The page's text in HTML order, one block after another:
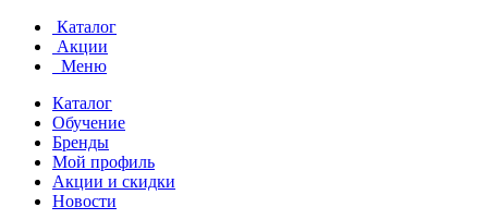
Каталог
Акции
Меню
Каталог
Обучение
Бренды
Мой профиль
Акции и скидки
Новости